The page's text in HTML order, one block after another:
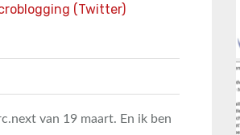
(Twitter)
van 19 maart. En ik ben